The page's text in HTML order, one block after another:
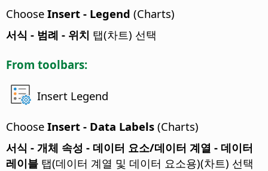
Choose Insert - Legend (Charts)
서식 - 범례 - 위치 탭(차트) 선택
From toolbars:
Insert Legend
Choose Insert - Data Labels (Charts)
서식 - 개체 속성 - 데이터 요소/데이터 계열 - 데이터
레이블 탭(데이터 계열 및 데이터 요소용)(차트) 선택